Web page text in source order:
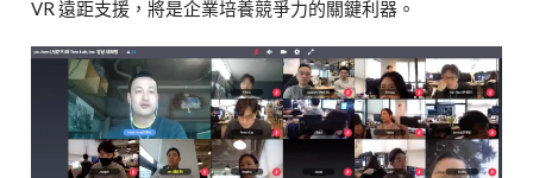
VR 遠距支援，將是企業培養競爭力的關鍵利器。